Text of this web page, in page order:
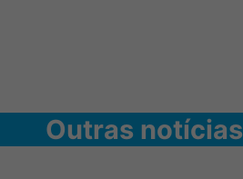
Outras notícias